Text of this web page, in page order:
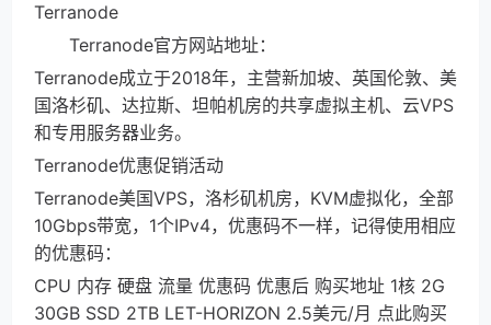
Terranode
Terranode官方网站地址：
Terranode成立于2018年，主营新加坡、英国伦敦、美
国洛杉矶、达拉斯、坦帕机房的共享虚拟主机、云VPS
和专用服务器业务。
Terranode优惠促销活动
Terranode美国VPS，洛杉矶机房，KVM虚拟化，全部
10Gbps带宽，1个IPv4，优惠码不一样，记得使用相应
的优惠码：
CPU 内存 硬盘 流量 优惠码 优惠后 购买地址 1核 2G
30GB SSD 2TB LET-HORIZON 2.5美元/月 点此购买